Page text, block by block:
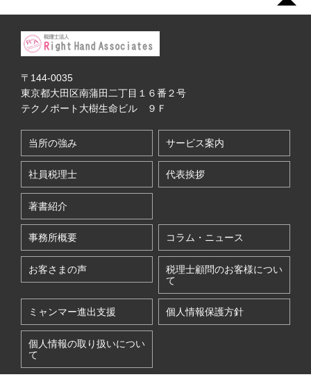
〒144-0035
東京都大田区南蒲田二丁目１６番２号
テクノポート大樹生命ビル ９Ｆ
当所の強み サービス案内
社員税理士 代表挨拶
著書紹介
事務所概要 コラム・ニュース
お客さまの声
税理士顧問のお客様につい
て
ミャンマー進出支援 個人情報保護方針
個人情報の取り扱いについ
て